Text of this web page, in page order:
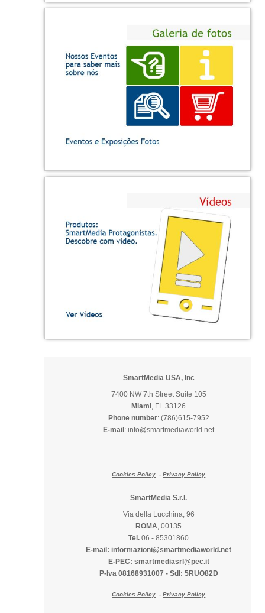
SmartMedia USA, Inc
7400 NW 7th Street Suite 105
Miami, FL 33126
Phone number: (786)615-7952
E-mail :info@smartmediaworld.net
Cookies Policy -Privacy Policy
SmartMedia S.r.l.
Via della Lucchina, 96
ROMA, 00135
Tel. 06 - 85301860
E-mail: informazioni@smartmediaworld.net
E-PEC: smartmediasrl@pec.it
P-Iva 08168931007 - SdI: 5RUO82D
Cookies Policy -Privacy Policy